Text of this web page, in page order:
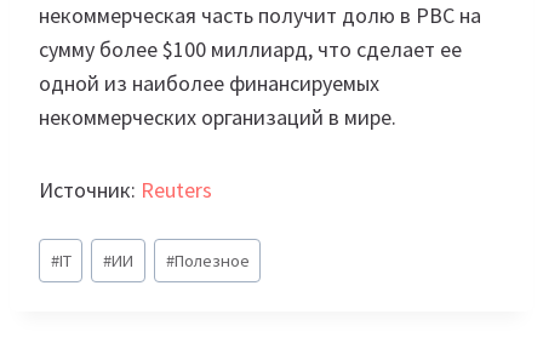
некоммерческая часть получит долю в PBC на
сумму более $100 миллиард, что сделает ее
одной из наиболее финансируемых
некоммерческих организаций в мире.
Источник: Reuters
Метки
записи:
#IT #ИИ #Полезное